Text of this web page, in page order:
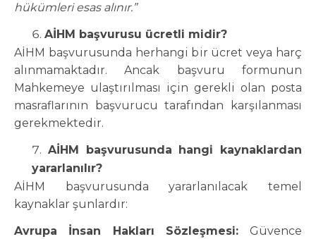
hükümleri esas alınır.”
AİHM başvurusu ücretli midir?
AİHM başvurusunda herhangi bir ücret veya harç
alınmamaktadır. Ancak başvuru formunun
Mahkemeye ulaştırılması için gerekli olan posta
masraflarının başvurucu tarafından karşılanması
gerekmektedir.
AİHM başvurusunda hangi kaynaklardan
yararlanılır?
AİHM başvurusunda yararlanılacak temel
kaynaklar şunlardır:
Avrupa İnsan Hakları Sözleşmesi: Güvence